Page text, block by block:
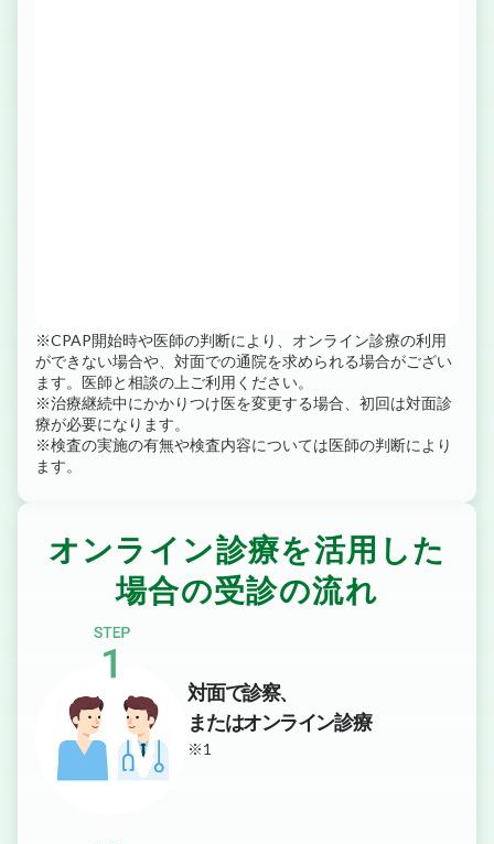
※CPAP開始時や医師の判断により、オンライン診療の利用
ができない場合や、対面での通院を求められる場合がござい
ます。医師と相談の上ご利用ください。
※治療継続中にかかりつけ医を変更する場合、初回は対面診
療が必要になります。
※検査の実施の有無や検査内容については医師の判断により
ます。
オンライン診療を活用した
場合の受診の流れ
対面で診察、
またはオンライン診療
※1